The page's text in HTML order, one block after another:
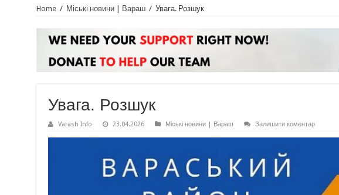
Home / Міські новини | Вараш / Увага. Розшук
Увага. Розшук
Varash Info 23.04.2026 Міські новини | Вараш Залишити коментар